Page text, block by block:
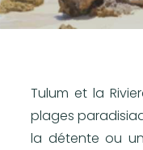
Tulum et la
plages
la détente ou